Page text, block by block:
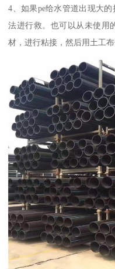
4、如果pe给水管道出现大
法进行救。也可以从未使用
材，进行粘接，然后用土工布